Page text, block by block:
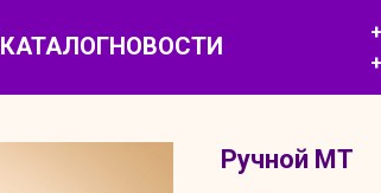
КАТАЛОГНОВОСТИ
Ручной МТ